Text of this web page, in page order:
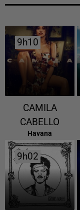
9h10
9h10
CAMILA
CABELLO
Havana
9h02
9h02